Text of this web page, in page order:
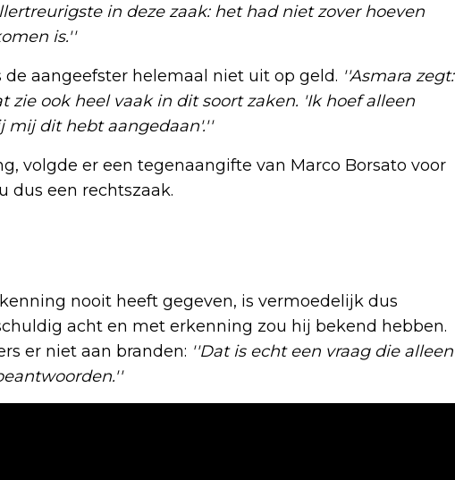
in deze zaak: het had niet zover hoeven
is.''
de aangeefster helemaal niet uit op geld. ''Asmara zegt:
zie ook heel vaak in dit soort zaken. 'Ik hoef alleen
mij dit hebt aangedaan'.''
volgde er een tegenaangifte van Marco Borsato voor
dus een rechtszaak.
nooit heeft gegeven, is vermoedelijk dus
acht en met erkenning zou hij bekend hebben.
er niet aan branden: ''Dat is echt een vraag die alleen